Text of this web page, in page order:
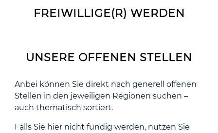
FREIWILLIGE(R) WERDEN
UNSERE OFFENEN STELLEN
Anbei können Sie direkt nach generell offenen
Stellen in den jeweiligen Regionen suchen –
auch thematisch sortiert.
Falls Sie hier nicht fündig werden, nutzen Sie